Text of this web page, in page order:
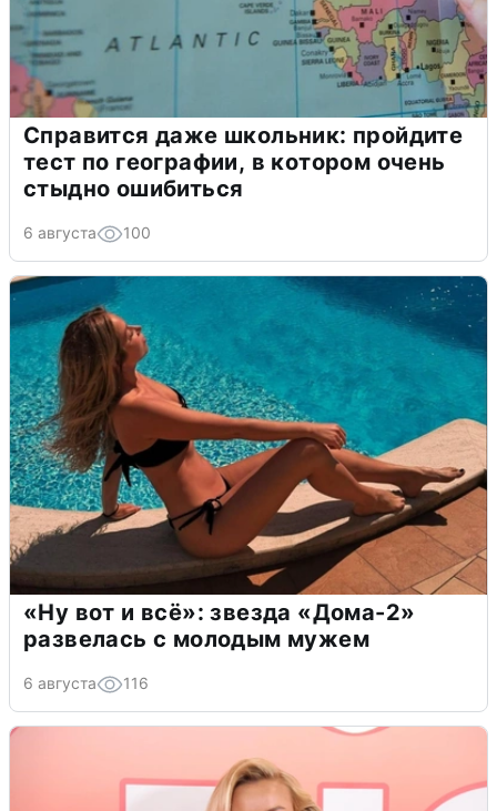
Справится даже школьник: пройдите
тест по географии, в котором очень
стыдно ошибиться
6 августа 100
«Ну вот и всё»: звезда «Дома-2»
развелась с молодым мужем
6 августа 116